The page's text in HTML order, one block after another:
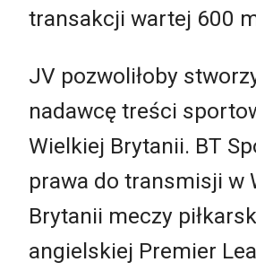
transakcji wartej 600
JV pozwoliłoby
nadawcę treści
Wielkiej Brytanii. BT
prawa do transmisji w
Brytanii meczy
angielskiej Premier